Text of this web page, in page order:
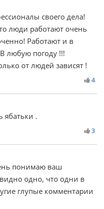
своего дела!
люди работают очень
Работают и в
любую погоду !!!
от людей зависят !
4
ябатьки .
3
понимаю ваш
одно, что одни в
глупые комментарии